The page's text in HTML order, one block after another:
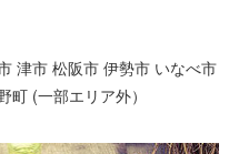
津市 松阪市 伊勢市 いなべ市
(一部エリア外）